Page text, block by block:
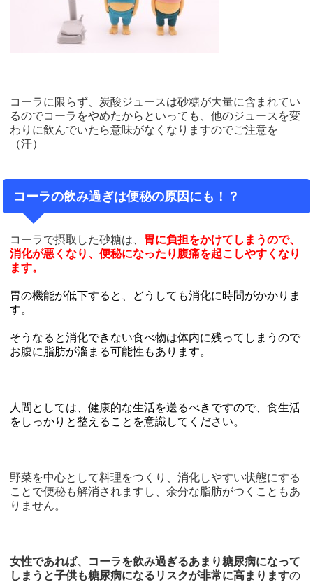
コーラに限らず、炭酸ジュースは砂糖が大量に含まれてい
るのでコーラをやめたからといっても、他のジュースを変
わりに飲んでいたら意味がなくなりますのでご注意を
（汗）
コーラの飲み過ぎは便秘の原因にも！？
コーラで摂取した砂糖は、 胃に負担をかけてしまうので、
消化が悪くなり、便秘になったり腹痛を起こしやすくなり
ます。
胃の機能が低下すると、どうしても消化に時間がかかりま
す。
そうなると消化できない食べ物は体内に残ってしまうので
お腹に脂肪が溜まる可能性もあります。
人間としては、健康的な生活を送るべきですので、食生活
をしっかりと整えることを意識してください。
野菜を中心として料理をつくり、消化しやすい状態にする
ことで便秘も解消されますし、余分な脂肪がつくこともあ
りません。
女性であれば、コーラを飲み過ぎるあまり糖尿病になって
しまうと子供も糖尿病になるリスクが非常に高まりますの